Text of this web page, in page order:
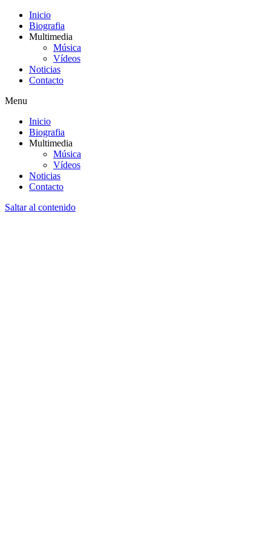
Inicio
Biografia
Multimedia
Música
Vídeos
Noticias
Contacto
Menu
Inicio
Biografia
Multimedia
Música
Vídeos
Noticias
Contacto
Saltar al contenido